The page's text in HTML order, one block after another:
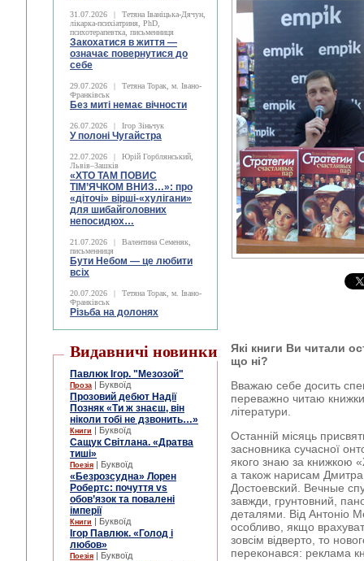
31.07.2026 |
Тетяна Іваніцька-Дячун,
лікарка-психіатриня, PhD,
психотерапевтка, письменниця
Закохатися в життя —
означає повернутися до
себе
29.07.2026 |
Тетяна Торак, м. Івано-
Франківськ
Без миті немає вічности
26.07.2026 | Ігор Зіньчук
У полоні Чугайстра
22.07.2026 |
Юрій Горблянський,
Львів–Зашків
«ХТО ТАМ ПОВИС
ТІМ’ЯЧКОМ ВНИЗ…»: про
«діточі» вірші-«хулігани»
для шибайголовних
непосидюх…
21.07.2026 |
Валентина Семеняк,
письменниця
Бути Небом ― це любити
всіх
20.07.2026 |
Тетяна Торак, м. Івано-
Франківськ
Різьба на долонях
Видавничі новинки
Павлюк Ігор. "Мезозой"
Проза | Буквоїд
Прозовий дебют Надії
Позняк «Ти ж знаєш, він
ніколи тобі не дзвонить…»
Книги | Буквоїд
Сащук Світлана. «Дратва
тиші»
Поезія | Буквоїд
«Безрозсудна» Лорен
Робертс: почуття vs
обов’язок та повалені
імперії
Книги | Буквоїд
Ігор Павлюк. «Голод і
любов»
Поезія | Буквоїд
Які книги Ви читали
що ні?
Вважаю себе досить
переважно читаю
літератури.
Останній місяць
засновника сучасної
якого знаю за книжкою
а також нарисам
Достоевский. Вечные
завжди, грунтовний,
деталями. Від Антоніо
особливо, якщо
зовсім відверто, то
переконався: реклама